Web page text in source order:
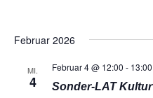
Februar 2026
MI.
4
Februar 4 @ 12:00 - 13:00
Sonder-LAT Kultur